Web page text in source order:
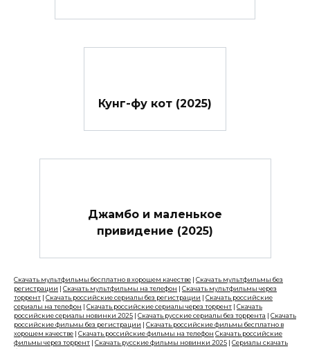
Кунг-фу кот (2025)
Джамбо и маленькое
привидение (2025)
Скачать мультфильмы бесплатно в хорошем качестве | Скачать мультфильмы без
регистрации | Скачать мультфильмы на телефон | Скачать мультфильмы через
торрент | Скачать российские сериалы без регистрации | Скачать российские
сериалы на телефон | Скачать российские сериалы через торрент | Скачать
российские сериалы новинки 2025 | Скачать русские сериалы без торрента | Скачать
российские фильмы без регистрации | Скачать российские фильмы бесплатно в
хорошем качестве | Скачать российские фильмы на телефон Скачать российские
фильмы через торрент | Скачать русские фильмы новинки 2025 | Сериалы скачать